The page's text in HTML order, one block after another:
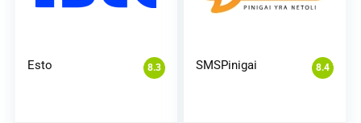
8.3
Esto 8.4
SMSPinigai